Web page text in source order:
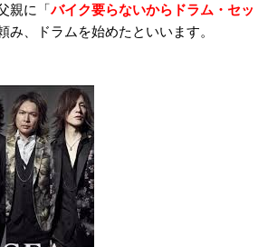
親に「バイク要らないからドラム・セッ
み、ドラムを始めたといいます。